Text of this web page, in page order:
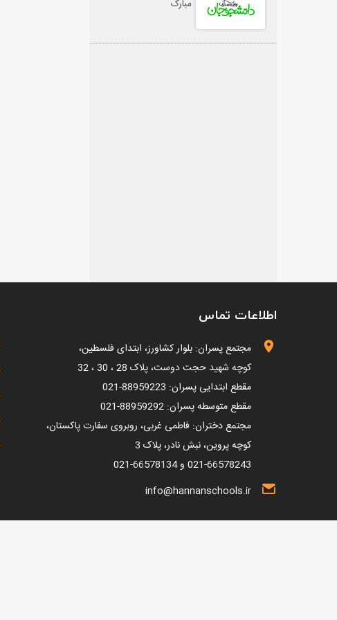
مبارک
اطلاعات تماس
مجتمع پسران: بلوار کشاورز، ابتدای فلسطین،
کوچه شهید حجت دوست، پلاک 28 ، 30 ، 32
مقطع ابتدایی پسران: 88959223-021
مقطع متوسطه پسران: 88959292-021
مجتمع دختران: فاطمی غربی، روبروی سفارت پاکستان،
کوچه پروین، نبش نادر، پلاک 3
021-66578243 و 66578134-021
info@hannanschools.ir